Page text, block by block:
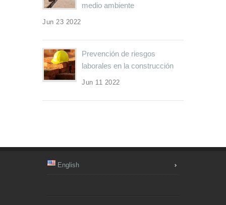
medio ambiente
Jun 23 2022
Prevención de riesgos
laborales en la construcción
Jun 11 2022
English